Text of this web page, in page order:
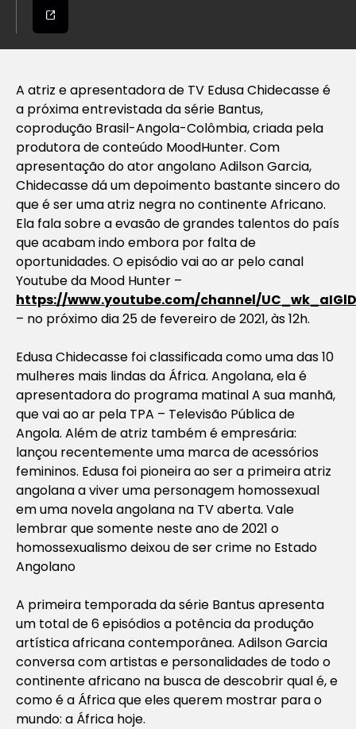
A atriz e apresentadora de TV Edusa Chidecasse é
a próxima entrevistada da série Bantus,
coprodução Brasil-Angola-Colômbia, criada pela
produtora de conteúdo MoodHunter. Com
apresentação do ator angolano Adilson Garcia,
Chidecasse dá um depoimento bastante sincero do
que é ser uma atriz negra no continente Africano.
Ela fala sobre a evasão de grandes talentos do país
que acabam indo embora por falta de
oportunidades. O episódio vai ao ar pelo canal
Youtube da Mood Hunter –
https://www.youtube.com/channel/
– no próximo dia 25 de fevereiro de 2021, às 12h.
Edusa Chidecasse foi classificada como uma das 10
mulheres mais lindas da África. Angolana, ela é
apresentadora do programa matinal A sua manhã,
que vai ao ar pela TPA – Televisão Pública de
Angola. Além de atriz também é empresária:
lançou recentemente uma marca de acessórios
femininos. Edusa foi pioneira ao ser a primeira atriz
angolana a viver uma personagem homossexual
em uma novela angolana na TV aberta. Vale
lembrar que somente neste ano de 2021 o
homossexualismo deixou de ser crime no Estado
Angolano
A primeira temporada da série Bantus apresenta
um total de 6 episódios a potência da produção
artística africana contemporânea. Adilson Garcia
conversa com artistas e personalidades de todo o
continente africano na busca de descobrir qual é, e
como é a África que eles querem mostrar para o
mundo: a África hoje.